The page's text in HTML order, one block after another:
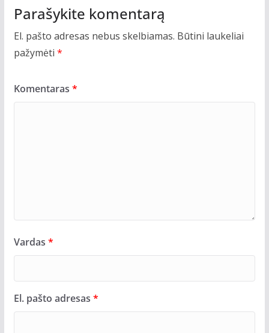
Parašykite komentarą
El. pašto adresas nebus skelbiamas. Būtini laukeliai
pažymėti *
Komentaras *
Vardas *
El. pašto adresas *